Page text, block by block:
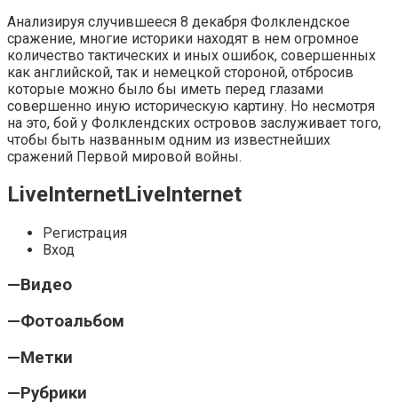
Анализируя случившееся 8 декабря Фолклендское
сражение, многие историки находят в нем огромное
количество тактических и иных ошибок, совершенных
как английской, так и немецкой стороной, отбросив
которые можно было бы иметь перед глазами
совершенно иную историческую картину. Но несмотря
на это, бой у Фолклендских островов заслуживает того,
чтобы быть названным одним из известнейших
сражений Первой мировой войны.
LiveInternetLiveInternet
Регистрация
Вход
—Видео
—Фотоальбом
—Метки
—Рубрики